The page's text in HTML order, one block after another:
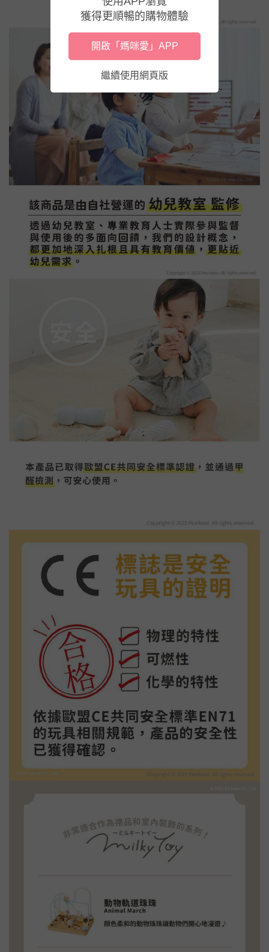
獲得更順暢的購物體驗
開啟「媽咪愛」APP
繼續使用網頁版